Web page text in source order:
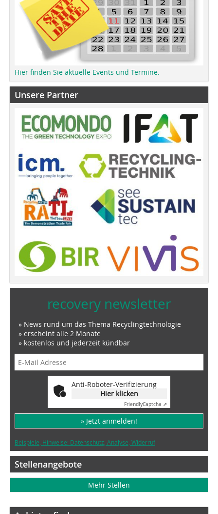
Hier finden Sie aktuelle Events und Termine.
Unsere Partner
recovery newsletter
» News rund um das Thema Recyclingtechnologie
» erscheint alle 2 Monate
» kostenlos und jederzeit kündbar
Anti-Roboter-Verifizierung
Hier klicken
FriendlyCaptcha ⇗
» Jetzt anmelden!
Beispiele, Hinweise: Datenschutz, Analyse, Widerruf
Stellenangebote
Mehr Stellen